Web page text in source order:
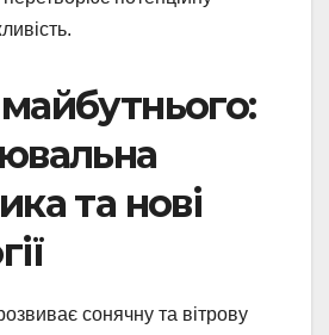
та нові
сонячну та вітрову